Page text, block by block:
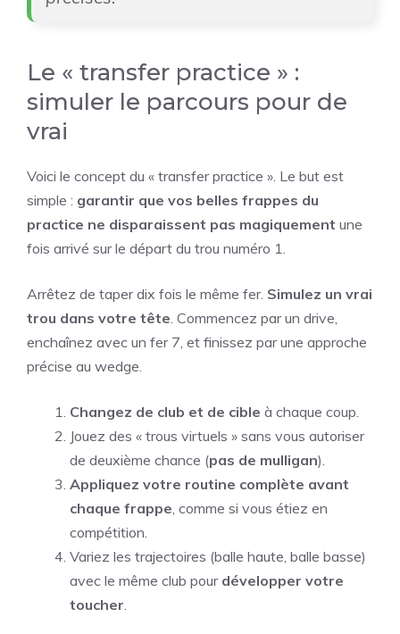
Le « transfer practice » :
simuler le parcours pour de
vrai
Voici le concept du « transfer practice ». Le but est
simple : garantir que vos belles frappes du
practice ne disparaissent pas magiquement une
fois arrivé sur le départ du trou numéro 1.
Arrêtez de taper dix fois le même fer. Simulez un vrai
trou dans votre tête. Commencez par un drive,
enchaînez avec un fer 7, et finissez par une approche
précise au wedge.
Changez de club et de cible à chaque coup.
Jouez des « trous virtuels » sans vous autoriser
de deuxième chance (pas de mulligan).
Appliquez votre routine complète avant
chaque frappe, comme si vous étiez en
compétition.
Variez les trajectoires (balle haute, balle basse)
avec le même club pour développer votre
toucher.